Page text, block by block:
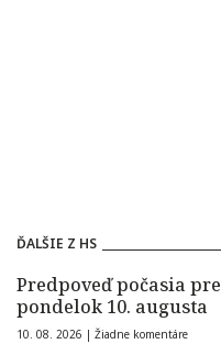
ĎALŠIE Z HS
Predpoveď počasia
pondelok 10. augusta
10. 08. 2026 | Žiadne komentáre